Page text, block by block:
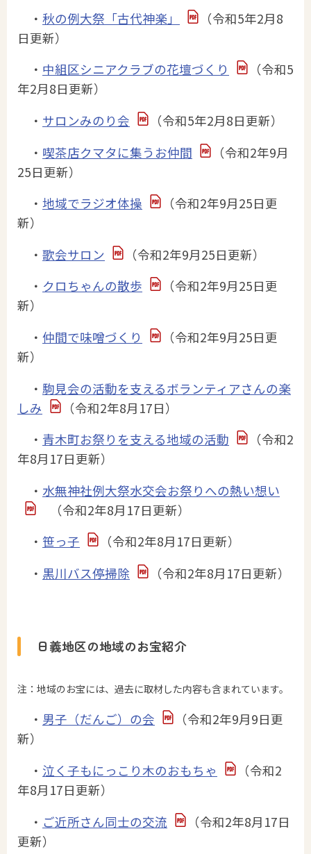
・ 秋の例大祭「古代神楽」
（令和5年2月8
日更新）
・ 中組区シニアクラブの花壇づくり
（令和5
年2月8日更新）
・ サロンみのり会
（令和5年2月8日更新）
・ 喫茶店クマタに集うお仲間
（令和2年9月
25日更新）
・ 地域でラジオ体操
（令和2年9月25日更
新）
・ 歌会サロン
（令和2年9月25日更新）
・ クロちゃんの散歩
（令和2年9月25日更
新）
・ 仲間で味噌づくり
（令和2年9月25日更
新）
・ 駒見会の活動を支えるボランティアさんの楽
しみ
（令和2年8月17日）
・ 青木町お祭りを支える地域の活動
（令和2
年8月17日更新）
・ 水無神社例大祭水交会お祭りへの熱い想い
（令和2年8月17日更新）
・ 笹っ子
（令和2年8月17日更新）
・ 黒川バス停掃除 （令和2年8月17日更新）
日義地区の地域のお宝紹介
注：地域のお宝には、過去に取材した内容も含まれています。
・ 男子（だんご）の会
（令和2年9月9日更
新）
・ 泣く子もにっこり木のおもちゃ
（令和2
年8月17日更新）
・ ご近所さん同士の交流
（令和2年8月17日
更新）